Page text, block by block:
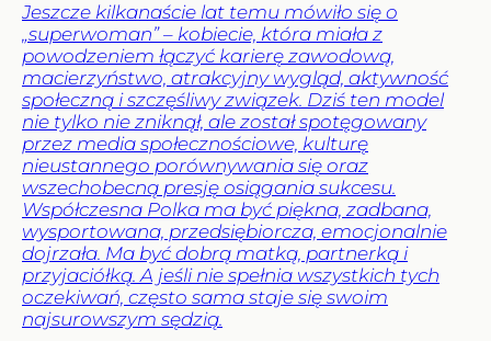
Jeszcze kilkanaście lat temu mówiło się o
„superwoman” – kobiecie, która miała z
powodzeniem łączyć karierę zawodową,
macierzyństwo, atrakcyjny wygląd, aktywność
społeczną i szczęśliwy związek. Dziś ten model
nie tylko nie zniknął, ale został spotęgowany
przez media społecznościowe, kulturę
nieustannego porównywania się oraz
wszechobecną presję osiągania sukcesu.
Współczesna Polka ma być piękna, zadbana,
wysportowana, przedsiębiorcza, emocjonalnie
dojrzała. Ma być dobrą matką, partnerką i
przyjaciółką. A jeśli nie spełnia wszystkich tych
oczekiwań, często sama staje się swoim
najsurowszym sędzią.